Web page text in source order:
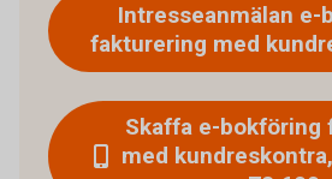
Intresseanmälan e-
fakturering med
Skaffa e-bokföring
med